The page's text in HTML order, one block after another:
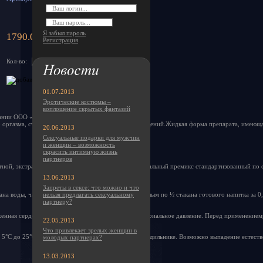
1790.00 руб.
Кол-во:
ООО «Мистер
стимулирует яркость и длительность ощущений.Жидкая форма препарата,
экстракт корня сассапарили, эпимедиум,минеральный премикс стандартизованный
воды, чая или другого напитка,принимать взрослым по ½ стакана готового напитка за
сердечная недостаточность,повышенное артериальное давление. Перед
до 25°С. После вскрытия флакон хранить в холодильнике. Возможно выпадение
Я забыл пароль
Регистрация
01.07.2013
Эротические костюмы –
воплощение скрытых фантазий
20.06.2013
Сексуальные подарки для мужчин
и женщин – возможность
скрасить интимную жизнь
партнеров
13.06.2013
Запреты в сексе: что можно и что
нельзя предлагать сексуальному
партнеру?
22.05.2013
Что привлекает зрелых женщин в
молодых партнерах?
13.03.2013